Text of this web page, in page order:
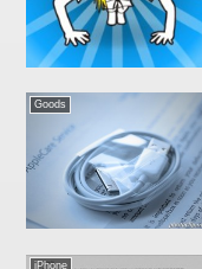
Goods
iPhone